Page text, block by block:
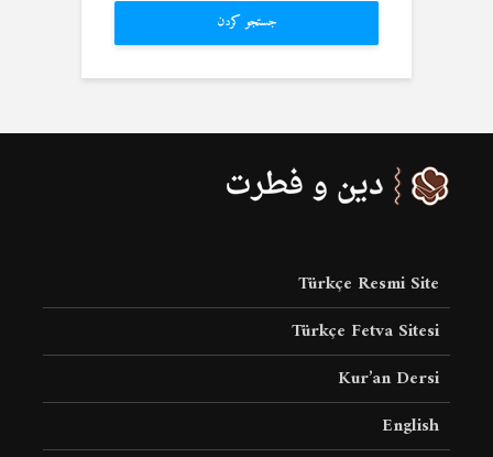
جستجو کردن
Türkçe Resmi Site
Türkçe Fetva Sitesi
Kur’an Dersi
English